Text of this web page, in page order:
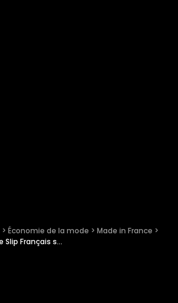
> Économie de la mode > Made in France >
Notre avis sur Le Slip Français sur l’éthique et le développement durable